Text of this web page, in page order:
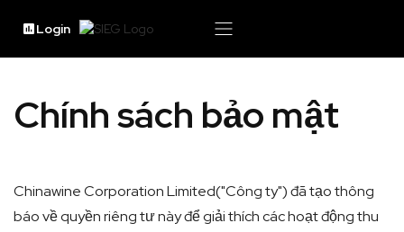
Login
Chính sách bảo mật
Chinawine Corporation Limited("Công ty") đã tạo thông
báo về quyền riêng tư này để giải thích các hoạt động thu